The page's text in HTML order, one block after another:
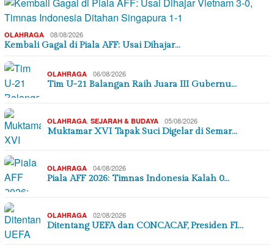
OLAHRAGA 08/08/2026
Kembali Gagal di Piala AFF: Usai Dihajar…
OLAHRAGA 06/08/2026
Tim U-21 Balangan Raih Juara III Gubernu…
OLAHRAGA SEJARAH & BUDAYA 05/08/2026
Muktamar XVI Tapak Suci Digelar di Semar…
OLAHRAGA 04/08/2026
Piala AFF 2026: Timnas Indonesia Kalah 0…
OLAHRAGA 02/08/2026
Ditentang UEFA dan CONCACAF, Presiden FI…